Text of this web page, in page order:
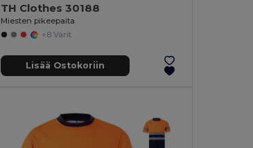
TH Clothes 30188
Miesten pikeepaita
+8 Värit
Lisää Ostokoriin